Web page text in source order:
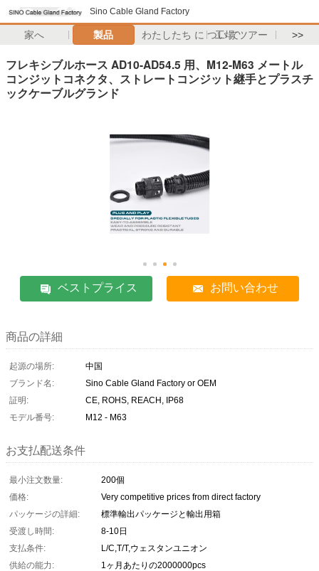
Sino Cable Gland Factory
家へ 製品 わたしたち に つい て工場 ツアー >>
フレキシブルホース AD10-AD54.5 用、M12-M63 メートル
コンジットコネクタ、ストレートコンジット継手とプラスチ
ックケーブルグランド
ベストプライス お問い合わせ
商品の詳細
起源の場所:
中国
ブランド名:
Sino Cable Gland Factory or OEM
証明:
CE, ROHS, REACH, IP68
モデル番号:
M12 - M63
お支払配送条件
最小注文数量:
200個
価格:
Very competitive prices from direct factory
パッケージの詳細:
標準輸出パッケージと輸出用箱
受渡し時間:
8-10日
支払条件:
L/C,T/T,ウェスタンユニオン
供給の能力:
1ヶ月あたりの2000000pcs